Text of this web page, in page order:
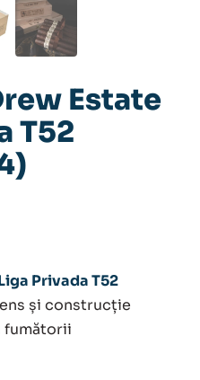
Estate
T52
Privada T52
și construcție
fumătorii